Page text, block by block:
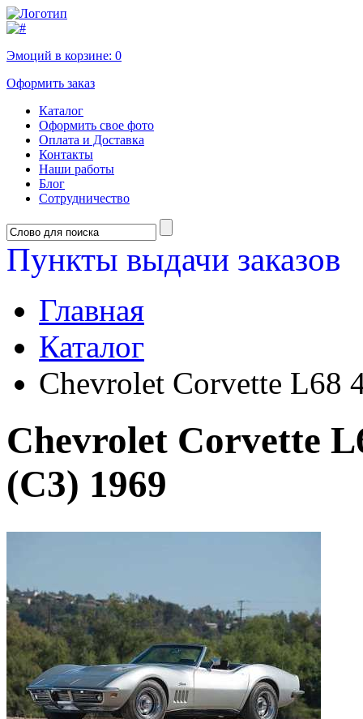
Эмоций в корзине: 0
Оформить заказ
Каталог
Оформить свое фото
Оплата и Доставка
Контакты
Наши работы
Блог
Сотрудничество
Пункты выдачи заказов
Главная
Каталог
Chevrolet Corvette L68
Chevrolet Corvette
(С3) 1969